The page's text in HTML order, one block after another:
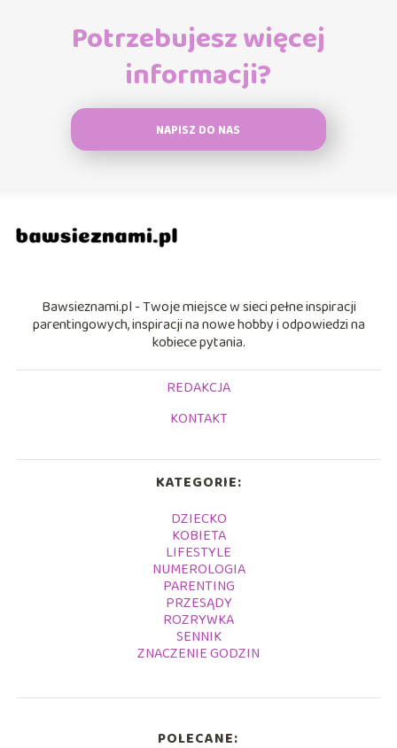
Potrzebujesz więcej
informacji?
NAPISZ DO NAS
Bawsieznami.pl - Twoje miejsce w sieci pełne inspiracji
parentingowych, inspiracji na nowe hobby i odpowiedzi na
kobiece pytania.
REDAKCJA
KONTAKT
KATEGORIE:
DZIECKO
KOBIETA
LIFESTYLE
NUMEROLOGIA
PARENTING
PRZESĄDY
ROZRYWKA
SENNIK
ZNACZENIE GODZIN
POLECANE: